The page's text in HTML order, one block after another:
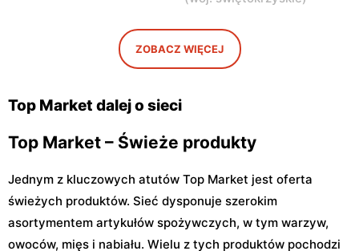
Warszawa, ul. Sęczkowa 60
Top Market
Warszawa, ul. pasaż
Stokłosy 11
ZOBACZ WIĘCEJ
Top Market dalej o sieci
Top Market – Świeże produkty
Jednym z kluczowych atutów Top Market jest oferta
świeżych produktów. Sieć dysponuje szerokim
asortymentem artykułów spożywczych, w tym warzyw,
owoców, mięs i nabiału. Wielu z tych produktów pochodzi